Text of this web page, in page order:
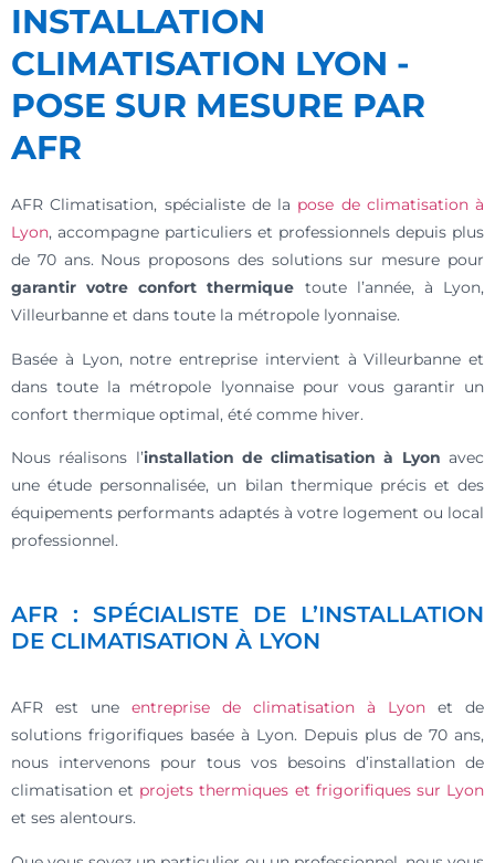
INSTALLATION
CLIMATISATION LYON -
POSE SUR MESURE PAR
AFR
AFR Climatisation, spécialiste de la pose de climatisation à
Lyon, accompagne particuliers et professionnels depuis plus
de 70 ans. Nous proposons des solutions sur mesure pour
garantir votre confort thermique toute l’année, à Lyon,
Villeurbanne et dans toute la métropole lyonnaise.
Basée à Lyon, notre entreprise intervient à Villeurbanne et
dans toute la métropole lyonnaise pour vous garantir un
confort thermique optimal, été comme hiver.
Nous réalisons l’installation de climatisation à Lyon avec
une étude personnalisée, un bilan thermique précis et des
équipements performants adaptés à votre logement ou local
professionnel.
AFR : SPÉCIALISTE DE L’INSTALLATION
DE CLIMATISATION À LYON
AFR est une entreprise de climatisation à Lyon et de
solutions frigorifiques basée à Lyon. Depuis plus de 70 ans,
nous intervenons pour tous vos besoins d’installation de
climatisation et projets thermiques et frigorifiques sur Lyon
et ses alentours.